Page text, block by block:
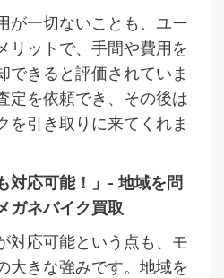
が一切ないことも、ユー
リットで、手間や費用を
できると評価されていま
定を依頼でき、その後は
を引き取りに来てくれま
対応可能！」- 地域を問
ガネバイク買取
対応可能という点も、モ
大きな強みです。地域を